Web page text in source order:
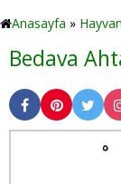
Anasayfa »
Bedava